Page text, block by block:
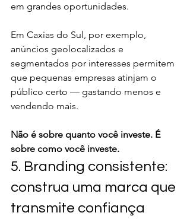
em grandes oportunidades.
Em Caxias do Sul, por exemplo,
anúncios geolocalizados e
segmentados por interesses permitem
que pequenas empresas atinjam o
público certo — gastando menos e
vendendo mais.
Não é sobre quanto você investe. É
sobre como você investe.
5. Branding consistente:
construa uma marca que
transmite confiança